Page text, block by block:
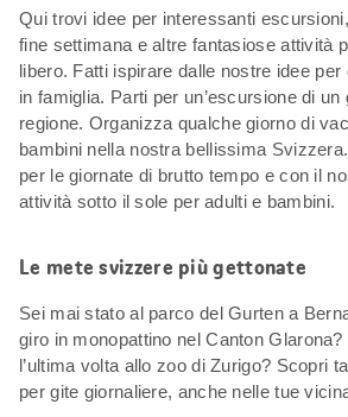
Qui trovi idee per interessanti
fine settimana e altre fantasiose attività
libero. Fatti ispirare dalle nostre idee per
in famiglia. Parti per un’escursione di un
regione. Organizza qualche giorno di
bambini nella nostra bellissima
per le giornate di brutto tempo e con il
attività sotto il sole per adulti e bambini.
Le mete svizzere più gettonate
Sei mai stato al parco del Gurten a
giro in monopattino nel Canton
l’ultima volta allo zoo di Zurigo? Scopri
per gite giornaliere, anche nelle tue